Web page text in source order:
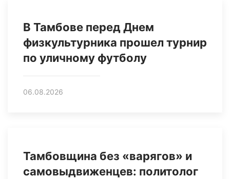
В Тамбове перед Днем
физкультурника прошел турнир
по уличному футболу
06.08.2026
Тамбовщина без «варягов» и
самовыдвиженцев: политолог